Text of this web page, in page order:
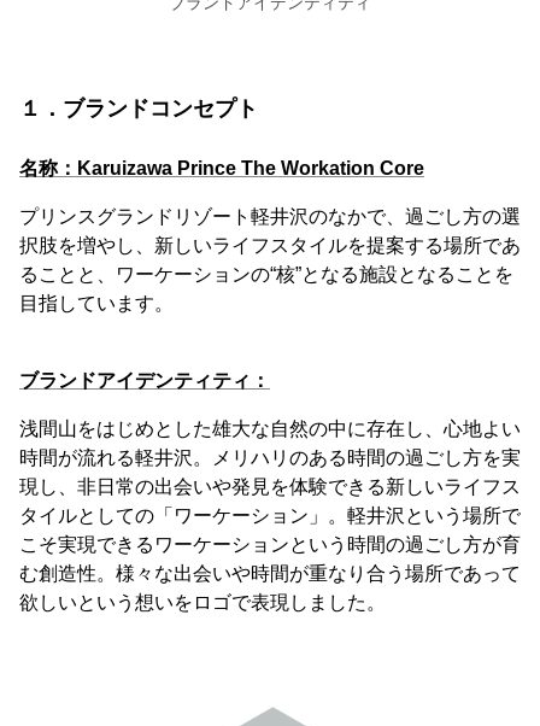
１．ブランドコンセプト
名称：Karuizawa Prince The Workation Core
プリンスグランドリゾート軽井沢のなかで、過ごし方の選
択肢を増やし、新しいライフスタイルを提案する場所であ
ることと、ワーケーションの“核”となる施設となることを
目指しています。
ブランドアイデンティティ：
浅間山をはじめとした雄大な自然の中に存在し、心地よい
時間が流れる軽井沢。メリハリのある時間の過ごし方を実
現し、非日常の出会いや発見を体験できる新しいライフス
タイルとしての「ワーケーション」。軽井沢という場所で
こそ実現できるワーケーションという時間の過ごし方が育
む創造性。様々な出会いや時間が重なり合う場所であって
欲しいという想いをロゴで表現しました。